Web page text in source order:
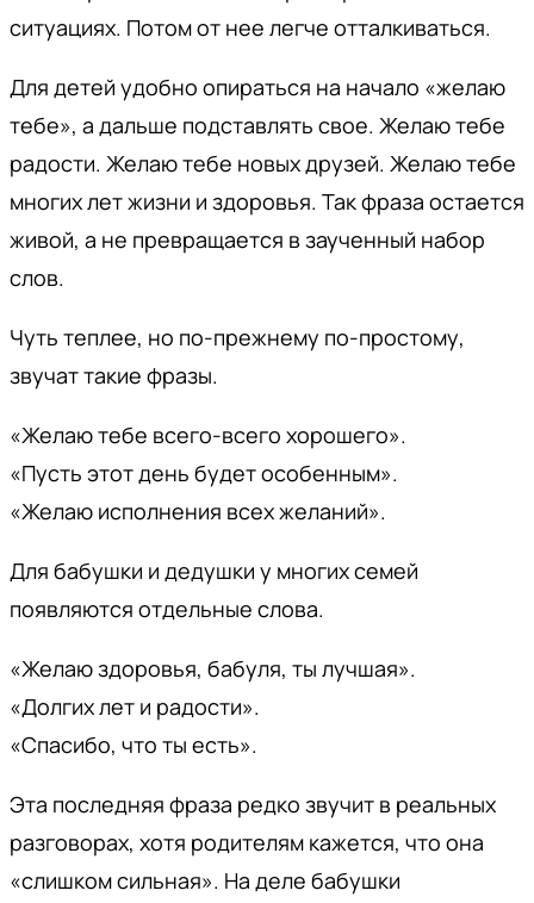
ситуациях. Потом от нее легче отталкиваться.
Для детей удобно опираться на начало «желаю
тебе», а дальше подставлять свое. Желаю тебе
радости. Желаю тебе новых друзей. Желаю тебе
многих лет жизни и здоровья. Так фраза остается
живой, а не превращается в заученный набор
слов.
Чуть теплее, но по-прежнему по-простому,
звучат такие фразы.
«Желаю тебе всего-всего хорошего».
«Пусть этот день будет особенным».
«Желаю исполнения всех желаний».
Для бабушки и дедушки у многих семей
появляются отдельные слова.
«Желаю здоровья, бабуля, ты лучшая».
«Долгих лет и радости».
«Спасибо, что ты есть».
Эта последняя фраза редко звучит в реальных
разговорах, хотя родителям кажется, что она
«слишком сильная». На деле бабушки